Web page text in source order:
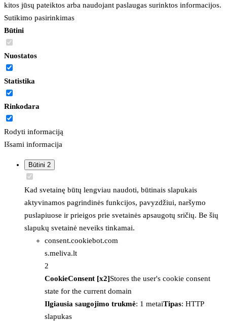
kitos jūsų pateiktos arba naudojant paslaugas surinktos informacijos.
Sutikimo pasirinkimas
Būtini
Nuostatos
Statistika
Rinkodara
Rodyti informaciją
Išsami informacija
Būtini 2
Kad svetainę būtų lengviau naudoti, būtinais slapukais
aktyvinamos pagrindinės funkcijos, pavyzdžiui, naršymo
puslapiuose ir prieigos prie svetainės apsaugotų sričių. Be šių
slapukų svetainė neveiks tinkamai.
consent.cookiebot.com
s.meliva.lt
2
CookieConsent [x2]Stores the user's cookie consent
state for the current domain
Ilgiausia saugojimo trukmė: 1 metaiTipas: HTTP
slapukas